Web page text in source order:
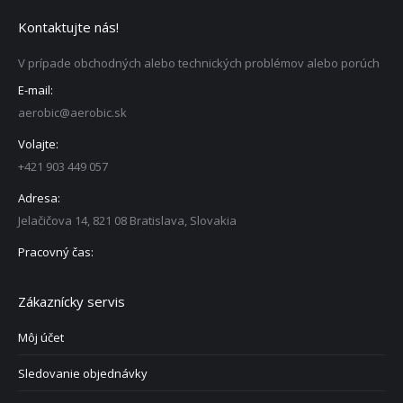
Kontaktujte nás!
V prípade obchodných alebo technických problémov alebo porúch
E-mail:
aerobic@aerobic.sk
Volajte:
+421 903 449 057
Adresa:
Jelačičova 14, 821 08 Bratislava, Slovakia
Pracovný čas:
Zákaznícky servis
Môj účet
Sledovanie objednávky